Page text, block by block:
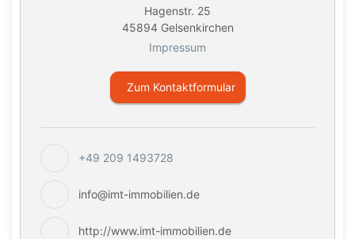
Hagenstr. 25
45894 Gelsenkirchen
Impressum
Zum Kontaktformular
+49 209 1493728
info@imt-immobilien.de
http://www.imt-immobilien.de